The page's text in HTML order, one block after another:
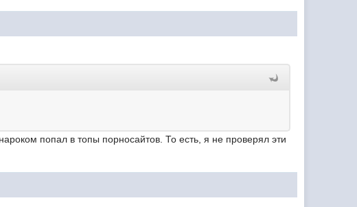
попал в топы порносайтов. То есть, я не проверял эти